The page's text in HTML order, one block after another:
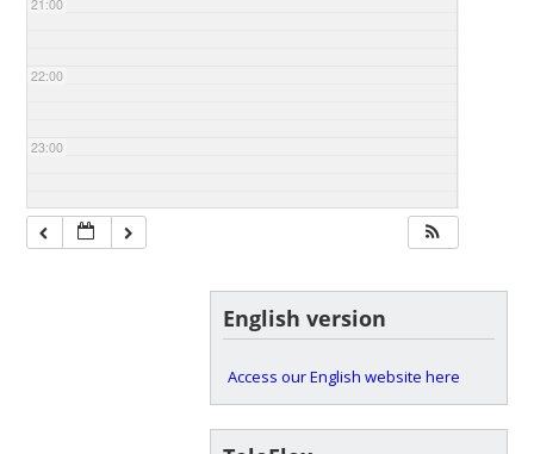
21:00
22:00
23:00
English version
Access our English website here